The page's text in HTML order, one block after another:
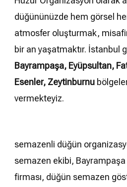
düğününüzde hem görsel
atmosfer oluşturmak,
bir an yaşatmaktır. İstanbul
Bayrampaşa, Eyüpsultan,
Esenler, Zeytinburnu
vermekteyiz.
semazenli düğün
semazen ekibi,
firması, düğün semazen